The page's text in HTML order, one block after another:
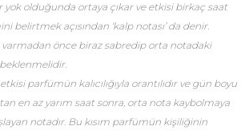
yok olduğunda ortaya çıkar ve etkisi birkaç saat
belirtmek açısından ‘kalp notası’ da denir.
önce biraz sabredip orta notadaki
beklenmelidir.
parfümün kalıcılığıyla orantılıdır ve gün boyu
en az yarım saat sonra, orta nota kaybolmaya
notadır. Bu kısım parfümün kişiliğinin